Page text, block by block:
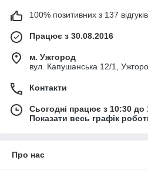
100% позитивних з 137
Працює з 30.08.2016
м. Ужгород
вул. Капушанська 12/1,
Контакти
Сьогодні працює з 10:30 до
Показати весь графік
Про нас